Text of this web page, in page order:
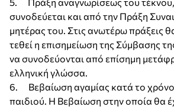
συνοδεύεται και από την Πράξη
μητέρας του. Στις ανωτέρω πράξεις
τεθεί η επισημείωση της Σύμβασης
να συνοδεύονται από επίσημη
ελληνική γλώσσα.
6. Βεβαίωση αγαμίας κατά το χρόνο
παιδιού. Η Βεβαίωση στην οποία θα